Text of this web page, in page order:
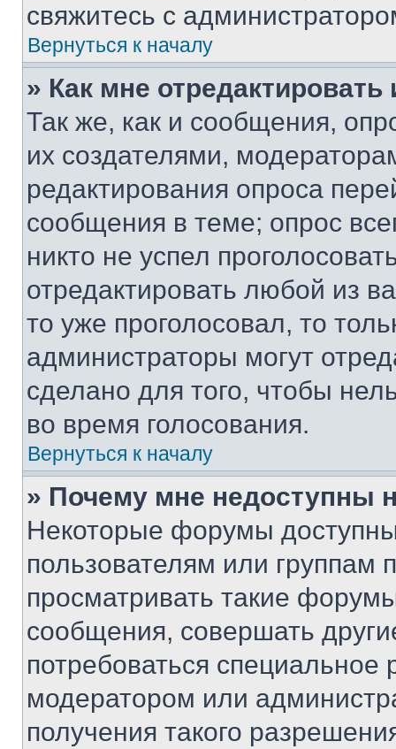
свяжитесь с
Вернуться к началу
» Как мне
Так же, как и сообщения,
их создателями,
редактирования опроса
сообщения в теме; опрос
никто не успел
отредактировать любой из
то уже проголосовал, то
администраторы могут
сделано для того, чтобы
во время голосования.
Вернуться к началу
» Почему мне недоступны
Некоторые форумы
пользователям или группам
просматривать такие
сообщения, совершать
потребоваться
модератором или
получения такого